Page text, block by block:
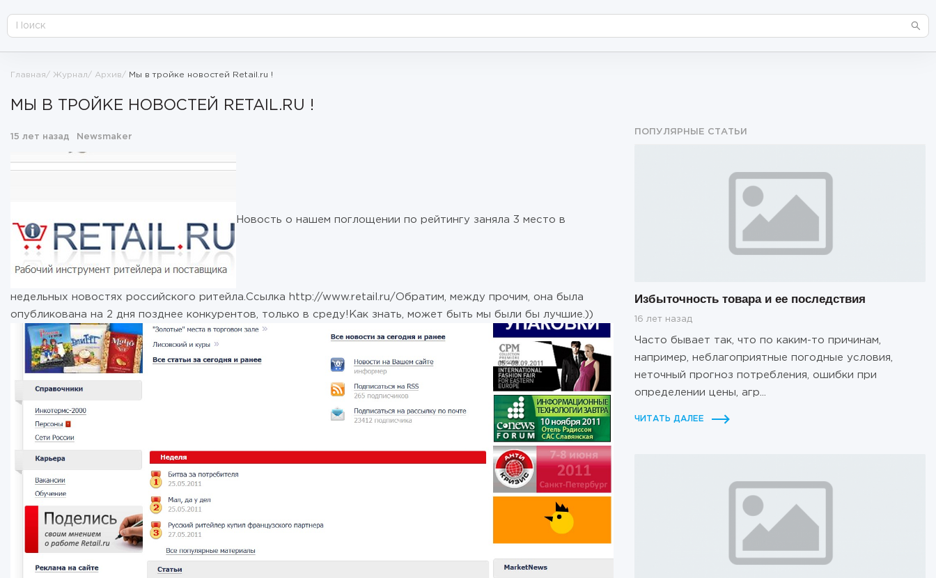
Главная Журнал Архив Мы в тройке новостей Retail.ru !
МЫ В ТРОЙКЕ НОВОСТЕЙ RETAIL.RU !
15 лет назад Newsmaker
Новость о нашем поглощении по рейтингу заняла 3 место в
недельных новостях российского ритейла.Ссылка http://www.retail.ru/Обратим, между прочим, она была
опубликована на 2 дня позднее конкурентов, только в среду!Как знать, может быть мы были бы лучшие.))
ПОПУЛЯРНЫЕ СТАТЬИ
Избыточность товара и ее последствия
16 лет назад
Часто бывает так, что по каким-то причинам,
например, неблагоприятные погодные условия,
неточный прогноз потребления, ошибки при
определении цены, агр...
ЧИТАТЬ ДАЛЕЕ